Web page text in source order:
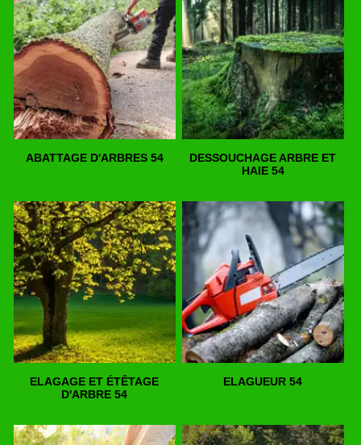
ABATTAGE D'ARBRES 54
DESSOUCHAGE ARBRE ET
HAIE 54
ELAGAGE ET ÉTÊTAGE
D'ARBRE 54
ELAGUEUR 54